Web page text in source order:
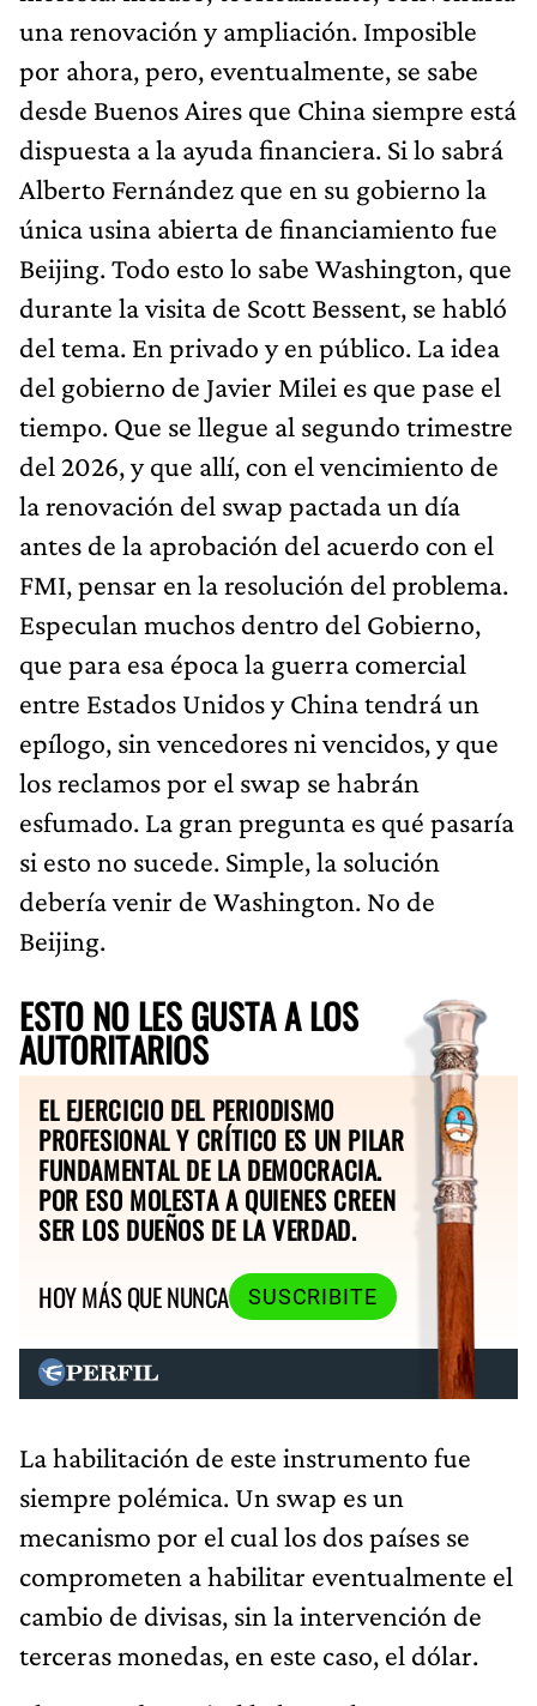
una renovación y ampliación. Imposible
por ahora, pero, eventualmente, se sabe
desde Buenos Aires que China siempre está
dispuesta a la ayuda financiera. Si lo sabrá
Alberto Fernández que en su gobierno la
única usina abierta de financiamiento fue
Beijing. Todo esto lo sabe Washington, que
durante la visita de Scott Bessent, se habló
del tema. En privado y en público. La idea
del gobierno de Javier Milei es que pase el
tiempo. Que se llegue al segundo trimestre
del 2026, y que allí, con el vencimiento de
la renovación del swap pactada un día
antes de la aprobación del acuerdo con el
FMI, pensar en la resolución del problema.
Especulan muchos dentro del Gobierno,
que para esa época la guerra comercial
entre Estados Unidos y China tendrá un
epílogo, sin vencedores ni vencidos, y que
los reclamos por el swap se habrán
esfumado. La gran pregunta es qué pasaría
si esto no sucede. Simple, la solución
debería venir de Washington. No de
Beijing.
ESTO NO LES GUSTA A LOS
AUTORITARIOS
EL EJERCICIO DEL PERIODISMO
PROFESIONAL Y CRÍTICO ES UN PILAR
FUNDAMENTAL DE LA DEMOCRACIA.
POR ESO MOLESTA A QUIENES CREEN
SER LOS DUEÑOS DE LA VERDAD.
HOY MÁS QUE NUNCA
SUSCRIBITE
La habilitación de este instrumento fue
siempre polémica. Un swap es un
mecanismo por el cual los dos países se
comprometen a habilitar eventualmente el
cambio de divisas, sin la intervención de
terceras monedas, en este caso, el dólar.